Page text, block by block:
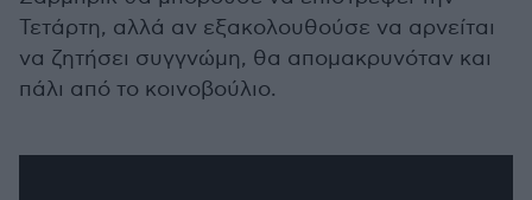
Τετάρτη, αλλά αν εξακολουθούσε να αρνείται
να ζητήσει συγγνώμη, θα απομακρυνόταν και
πάλι από το κοινοβούλιο.